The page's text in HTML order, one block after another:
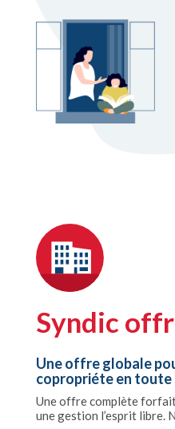
Syndic
Une offre globale
copropriéte en toute
Une offre complète
une gestion l’esprit libre.